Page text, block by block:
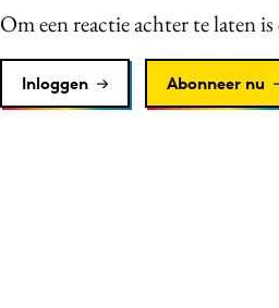
Om een reactie achter te laten
Inloggen Abonneer nu